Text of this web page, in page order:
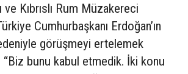
ve Kıbrıslı Rum Müzakereci
Cumhurbaşkanı Erdoğan’ın
görüşmeyi ertelemek
bunu kabul etmedik. İki konu